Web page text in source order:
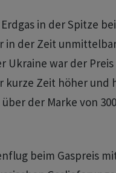
in der Spitze
in der Zeit
Ukraine war der
kurze Zeit höher und
der Marke von
beim Gaspreis